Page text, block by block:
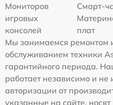
Мониторов
Смарт-
игровых
консолей
плат
Мы занимаемся ремонтом
обслуживанием техники
гарантийного периода.
работает независимо и
авторизации от
указанные на сайте,